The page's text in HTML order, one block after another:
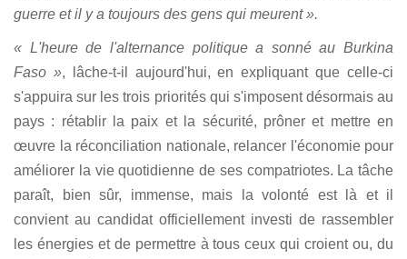
guerre et il y a toujours des gens qui meurent ».
« L'heure de l'alternance politique a sonné au Burkina
Faso », lâche-t-il aujourd'hui, en expliquant que celle-ci
s'appuira sur les trois priorités qui s'imposent désormais au
pays : rétablir la paix et la sécurité, prôner et mettre en
œuvre la réconciliation nationale, relancer l'économie pour
améliorer la vie quotidienne de ses compatriotes. La tâche
paraît, bien sûr, immense, mais la volonté est là et il
convient au candidat officiellement investi de rassembler
les énergies et de permettre à tous ceux qui croient ou, du